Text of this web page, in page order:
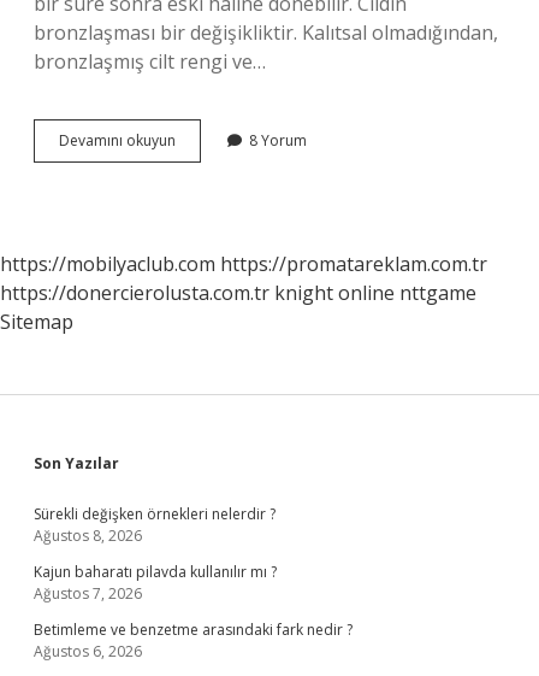
bronzlaşması bir değişikliktir. Kalıtsal olmadığından,
bronzlaşmış cilt rengi ve…
Devamını okuyun
Ten
8 Yorum
https://mobilyaclub.com https://promatareklam.com.tr
https://donercierolusta.com.tr knight online nttgame
Sitemap
Sidebar
Son Yazılar
Sürekli değişken örnekleri nelerdir ?
Ağustos 8, 2026
Kajun baharatı pilavda kullanılır mı ?
Ağustos 7, 2026
Betimleme ve benzetme arasındaki fark nedir ?
Ağustos 6, 2026